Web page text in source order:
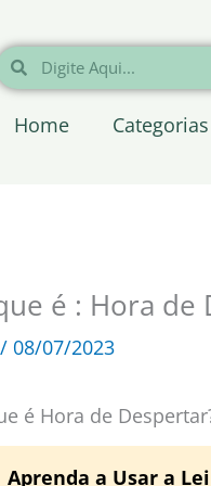
Pesquisar
Home Categorias
é : Hora de
/ 08/07/2023
é Hora de
Aprenda a Usar a